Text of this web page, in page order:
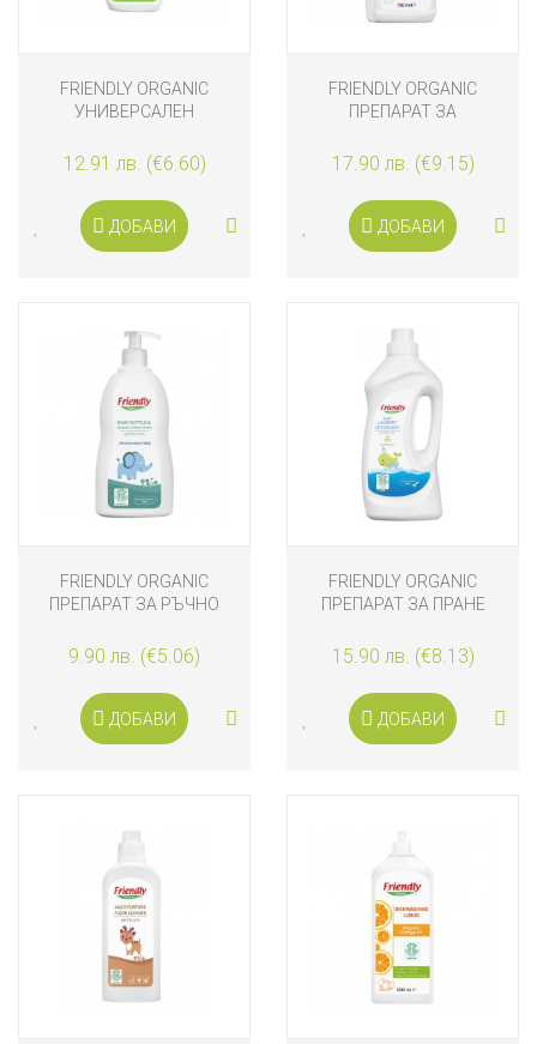
FRIENDLY ORGANIC
УНИВЕРСАЛЕН
ЗА ИГРАЧКИ И
АКСЕСОАРИ 500 ML
12.91 лв. (€6.60)
ДОБАВИ
FRIENDLY ORGANIC
ПРЕПАРАТ ЗА
ML
17.90 лв. (€9.15)
ДОБАВИ
FRIENDLY ORGANIC
ПРЕПАРАТ ЗА РЪЧНО
ШИШЕТА И СЪДОВЕ 300
ML
9.90 лв. (€5.06)
ДОБАВИ
FRIENDLY ORGANIC
ПРЕПАРАТ ЗА ПРАНЕ
15.90 лв. (€8.13)
ДОБАВИ